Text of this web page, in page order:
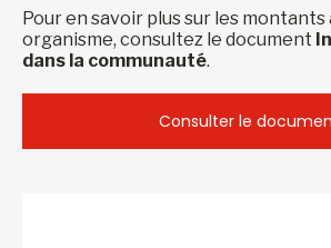
Pour en savoir plus sur les
organisme, consultez le document
dans la communauté.
Consulter le